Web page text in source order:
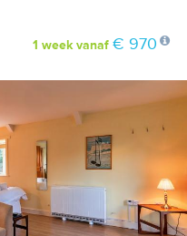
1 weekvanaf € 970